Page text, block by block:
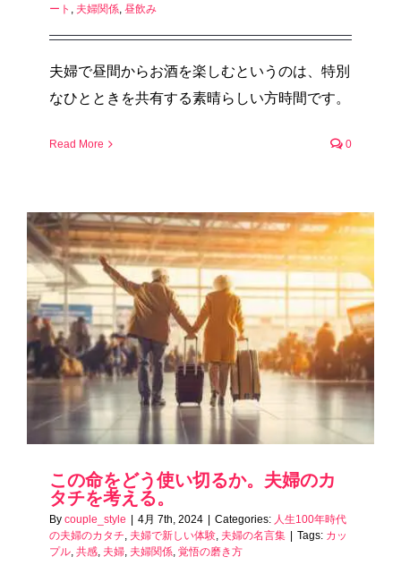
ート
夫婦関係 昼飲み
夫婦で昼間からお酒を楽しむというのは、特別
なひとときを共有する素晴らしい方時間です。
Read More 0
この命をどう使い切るか。夫婦のカ
タチを考える。
By couple_style | 4月 7th, 2024 | Categories: 人生100年時代
の夫婦のカタチ 夫婦で新しい体験 夫婦の名言集 | Tags: カッ
プル 共感 夫婦 夫婦関係 覚悟の磨き方